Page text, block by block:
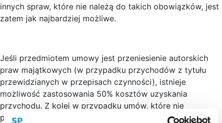
innych spraw, które nie należą do takich obowiązków, jest
zatem jak najbardziej możliwe.
Jeśli przedmiotem umowy jest przeniesienie autorskich
praw majątkowych (w przypadku przychodów z tytułu
przewidzianych w przepisach czynności), istnieje
możliwość zastosowania 50% kosztów uzyskania
przychodu. Z kolei w przypadku umów, które nie
przenoszą praw autorskich, można skorzystać ze